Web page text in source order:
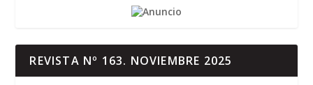
REVISTA Nº 163. NOVIEMBRE 2025